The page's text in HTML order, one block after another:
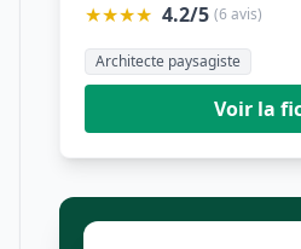
★★★★ 4.2/5 (6 avis)
Architecte paysagiste
Voir la